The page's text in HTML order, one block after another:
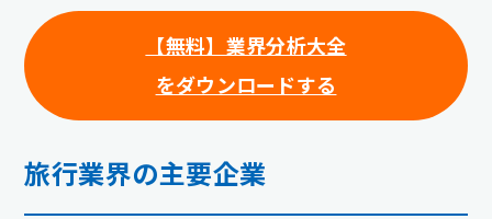
【無料】業界分析大全
をダウンロードする
旅行業界の主要企業